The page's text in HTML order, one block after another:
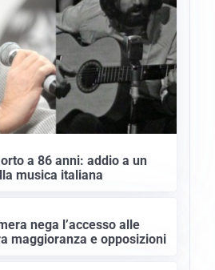
a 86 anni: addio a un
musica italiana
nega l’accesso alle
maggioranza e opposizioni